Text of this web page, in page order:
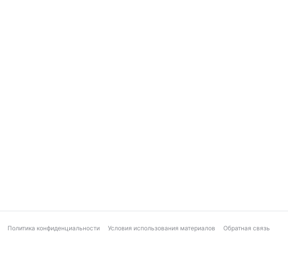
Политика конфиденциальности Условия использования материалов Обратная связь